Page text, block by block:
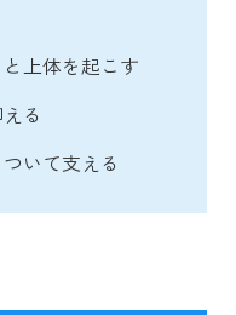
上体を起こす
る
いて支える